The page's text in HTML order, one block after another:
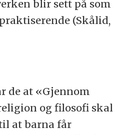
blir sett på som
(Skålid,
de at «Gjennom
og filosofi skal
at barna får